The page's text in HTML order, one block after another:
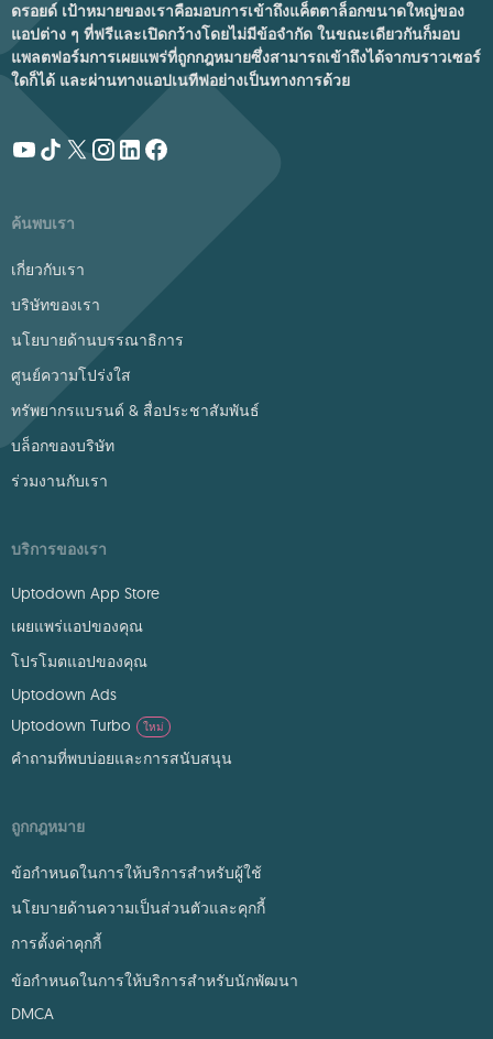
ดรอยด์ เป้าหมายของเราคือมอบการเข้าถึงแค็ตตาล็อกขนาดใหญ่ของ
แอปต่าง ๆ ที่ฟรีและเปิดกว้างโดยไม่มีข้อจำกัด ในขณะเดียวกันก็มอบ
แพลตฟอร์มการเผยแพร่ที่ถูกกฎหมายซึ่งสามารถเข้าถึงได้จากบราวเซอร์
ใดก็ได้ และผ่านทางแอปเนทีฟอย่างเป็นทางการด้วย
ค้นพบเรา
เกี่ยวกับเรา
บริษัทของเรา
นโยบายด้านบรรณาธิการ
ศูนย์ความโปร่งใส
ทรัพยากรแบรนด์ & สื่อประชาสัมพันธ์
บล็อกของบริษัท
ร่วมงานกับเรา
บริการของเรา
Uptodown App Store
เผยแพร่แอปของคุณ
โปรโมตแอปของคุณ
Uptodown Ads
Uptodown Turbo
ใหม่
คำถามที่พบบ่อยและการสนับสนุน
ถูกกฎหมาย
ข้อกำหนดในการให้บริการสำหรับผู้ใช้
นโยบายด้านความเป็นส่วนตัวและคุกกี้
การตั้งค่าคุกกี้
ข้อกำหนดในการให้บริการสำหรับนักพัฒนา
DMCA